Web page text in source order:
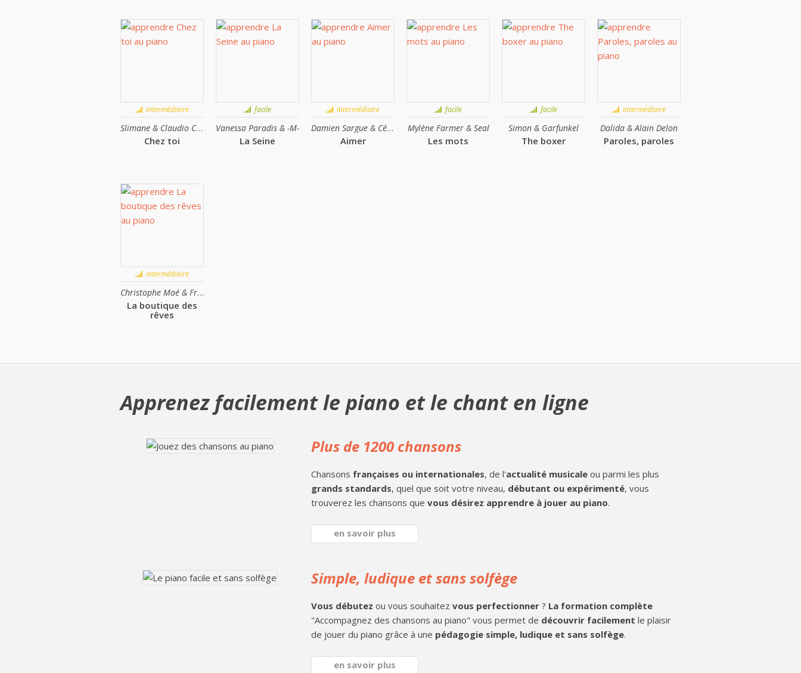
intermédiaire
Slimane & Claudio Capéo
Chez toi
facile
Vanessa Paradis & -M-
La Seine
intermédiaire
Damien Sargue & Cécilia Cara
Aimer
facile
Mylène Farmer & Seal
Les mots
facile
Simon & Garfunkel
The boxer
intermédiaire
Dalida & Alain Delon
Paroles, paroles
intermédiaire
Christophe Maé & Francis Cabrel
La boutique des
rêves
Apprenez facilement le piano et le chant en ligne
Plus de 1200 chansons
Chansons françaises ou internationales, de l'actualité musicale ou parmi les plus
grands standards, quel que soit votre niveau, débutant ou expérimenté, vous
trouverez les chansons que vous désirez apprendre à jouer au piano.
en savoir plus
Simple, ludique et sans solfège
Vous débutez ou vous souhaitez vous perfectionner ? La formation complète
"Accompagnez des chansons au piano" vous permet de découvrir facilement le plaisir
de jouer du piano grâce à une pédagogie simple, ludique et sans solfège.
en savoir plus